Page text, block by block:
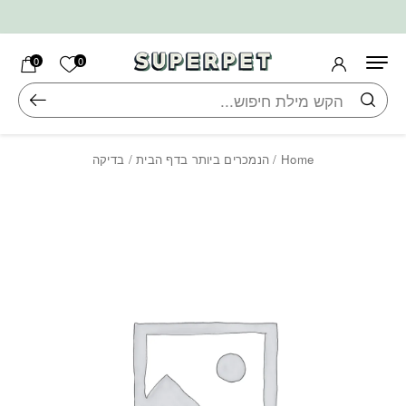
0 הרשימה
0
חיפוש
Home
/ הנמכרים ביותר בדף הבית/ בדיקה